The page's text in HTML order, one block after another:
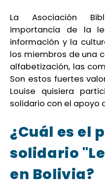
La Asociación
importancia de la
información y la
los miembros de una
alfabetización, las
Son estos fuertes
Louise quisiera
solidario con el apoyo
¿Cuál es el
solidario
en Bolivia?